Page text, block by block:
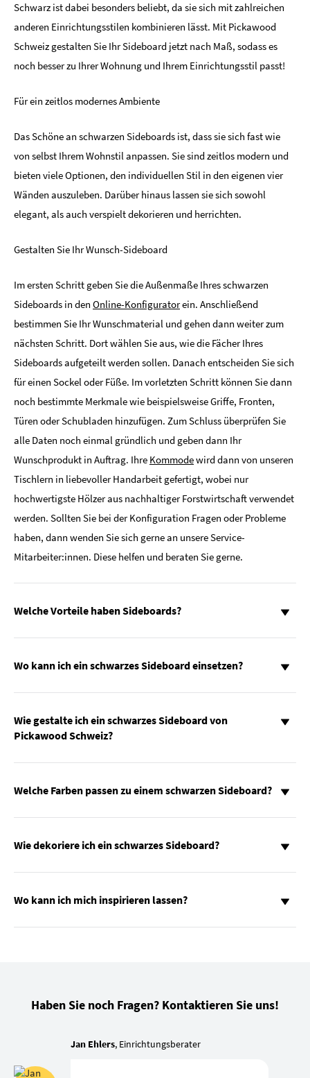
Schwarz ist dabei besonders beliebt, da sie sich mit zahlreichen
anderen Einrichtungsstilen kombinieren lässt. Mit Pickawood
Schweiz gestalten Sie Ihr Sideboard jetzt nach Maß, sodass es
noch besser zu Ihrer Wohnung und Ihrem Einrichtungsstil passt!
Für ein zeitlos modernes Ambiente
Das Schöne an schwarzen Sideboards ist, dass sie sich fast wie
von selbst Ihrem Wohnstil anpassen. Sie sind zeitlos modern und
bieten viele Optionen, den individuellen Stil in den eigenen vier
Wänden auszuleben. Darüber hinaus lassen sie sich sowohl
elegant, als auch verspielt dekorieren und herrichten.
Gestalten Sie Ihr Wunsch-Sideboard
Im ersten Schritt geben Sie die Außenmaße Ihres schwarzen
Sideboards in den Online-Konfiguratorein. Anschließend
bestimmen Sie Ihr Wunschmaterial und gehen dann weiter zum
nächsten Schritt. Dort wählen Sie aus, wie die Fächer Ihres
Sideboards aufgeteilt werden sollen. Danach entscheiden Sie sich
für einen Sockel oder Füße. Im vorletzten Schritt können Sie dann
noch bestimmte Merkmale wie beispielsweise Griffe, Fronten,
Türen oder Schubladen hinzufügen. Zum Schluss überprüfen Sie
alle Daten noch einmal gründlich und geben dann Ihr
Wunschprodukt in Auftrag. Ihre Kommodewird dann von unseren
Tischlern in liebevoller Handarbeit gefertigt, wobei nur
hochwertigste Hölzer aus nachhaltiger Forstwirtschaft verwendet
werden. Sollten Sie bei der Konfiguration Fragen oder Probleme
haben, dann wenden Sie sich gerne an unsere Service-
Mitarbeiter:innen. Diese helfen und beraten Sie gerne.
Welche Vorteile haben Sideboards?
Wo kann ich ein schwarzes Sideboard einsetzen?
Wie gestalte ich ein schwarzes Sideboard von
Pickawood Schweiz?
Welche Farben passen zu einem schwarzen Sideboard?
Wie dekoriere ich ein schwarzes Sideboard?
Wo kann ich mich inspirieren lassen?
Haben Sie noch Fragen? Kontaktieren Sie uns!
Jan Ehlers, Einrichtungsberater